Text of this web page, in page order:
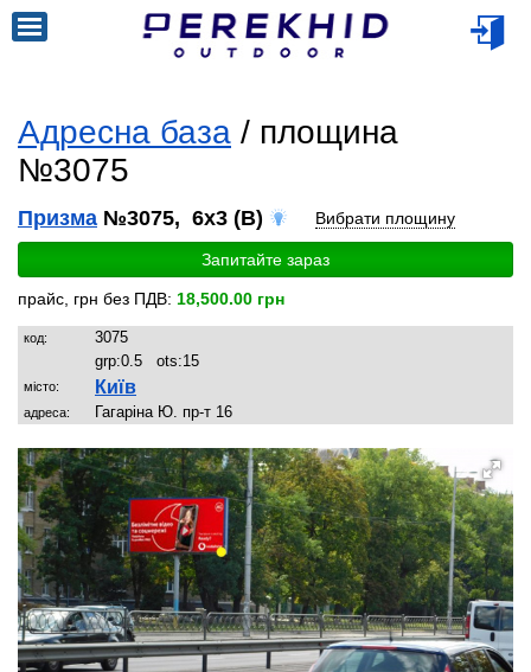
Адресна база / площина
№3075
Призма №3075, 6x3 (B) Вибрати площину
Запитайте зараз
прайс, грн без ПДВ: 18,500.00 грн
код:
3075
grp:0.5 ots:15
місто: Київ
адреса: Гагаріна Ю. пр-т 16